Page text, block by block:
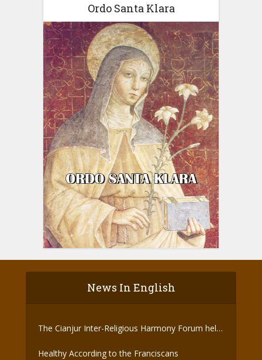
Ordo Santa Klara
News In English
The Cianjur Inter-Religious Harmony Forum held
Healthy According to the Franciscans